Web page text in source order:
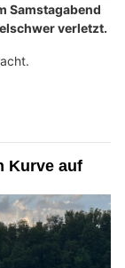
Samstagabend
verletzt.
Kurve auf